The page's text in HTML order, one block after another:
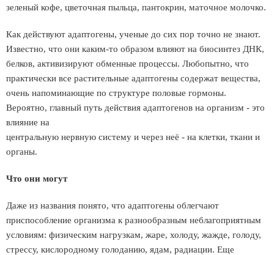
зеленый кофе, цветочная пыльца, пантокрин, маточное молочко.
Как действуют адаптогены, ученые до сих пор точно не знают.
Известно, что они каким-то образом влияют на биосинтез ДНК,
белков, активизируют обменные процессы. Любопытно, что
практически все растительные адаптогены содержат вещества,
очень напоминающие по структуре половые гормоны.
Вероятно, главный путь действия адаптогенов на организм - это
влияние на
центральную нервную систему и через неё - на клетки, ткани и
органы.
Что они могут
Даже из названия понято, что адаптогены облегчают
приспособление организма к разнообразным неблагоприятным
условиям: физическим нагрузкам, жаре, холоду, жажде, голоду,
стрессу, кислородному голоданию, ядам, радиации. Еще